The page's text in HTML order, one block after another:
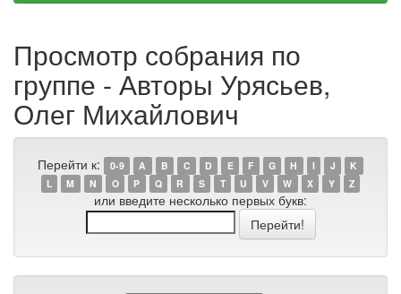
Просмотр собрания по
группе - Авторы Урясьев,
Олег Михайлович
Перейти к: 0-9 A B C D E F G H I J
K
L
M N O P Q R S T U V W X Y Z
или введите несколько первых букв: